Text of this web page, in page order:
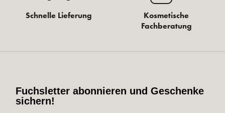
Schnelle Lieferung
Kosmetische
Fachberatung
Fuchsletter abonnieren und Geschenke
sichern!